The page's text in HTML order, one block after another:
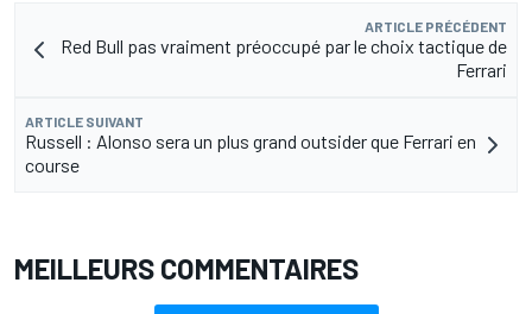
ARTICLE PRÉCÉDENT
Red Bull pas vraiment préoccupé par le choix tactique de
Ferrari
ARTICLE SUIVANT
Russell : Alonso sera un plus grand outsider que Ferrari en
course
MEILLEURS COMMENTAIRES